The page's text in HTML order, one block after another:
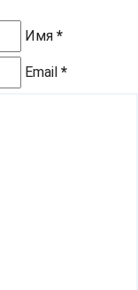
Имя *
Email *